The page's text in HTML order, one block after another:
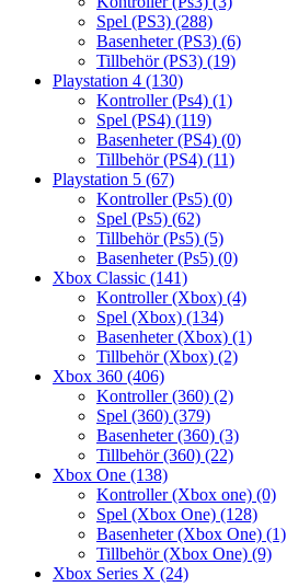
Spel (PS3) (288)
Basenheter (PS3) (6)
Tillbehör (PS3) (19)
Playstation 4 (130)
Kontroller (Ps4) (1)
Spel (PS4) (119)
Basenheter (PS4) (0)
Tillbehör (PS4) (11)
Playstation 5 (67)
Kontroller (Ps5) (0)
Spel (Ps5) (62)
Tillbehör (Ps5) (5)
Basenheter (Ps5) (0)
Xbox Classic (141)
Kontroller (Xbox) (4)
Spel (Xbox) (134)
Basenheter (Xbox) (1)
Tillbehör (Xbox) (2)
Xbox 360 (406)
Kontroller (360) (2)
Spel (360) (379)
Basenheter (360) (3)
Tillbehör (360) (22)
Xbox One (138)
Kontroller (Xbox one) (0)
Spel (Xbox One) (128)
Basenheter (Xbox One) (1)
Tillbehör (Xbox One) (9)
Xbox Series X (24)